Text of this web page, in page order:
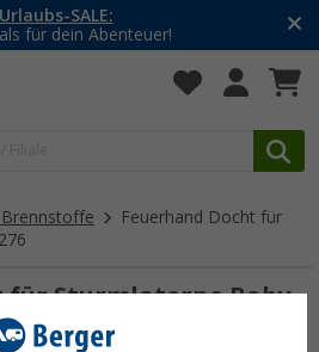
Urlaubs-SALE:
für dein Abenteuer!
Feuerhand Docht für
für Sturmlaterne Baby